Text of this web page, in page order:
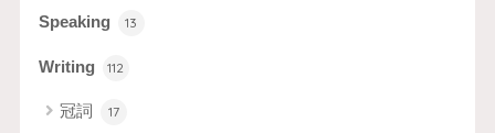
Speaking 13
Writing 112
冠詞 17